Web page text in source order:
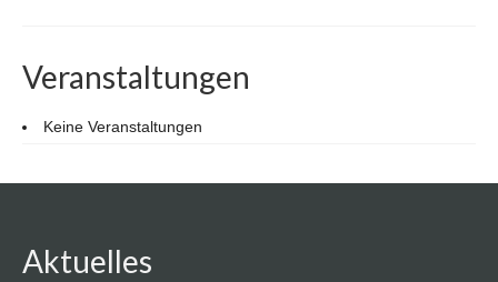
Veranstaltungen
Keine Veranstaltungen
Aktuelles